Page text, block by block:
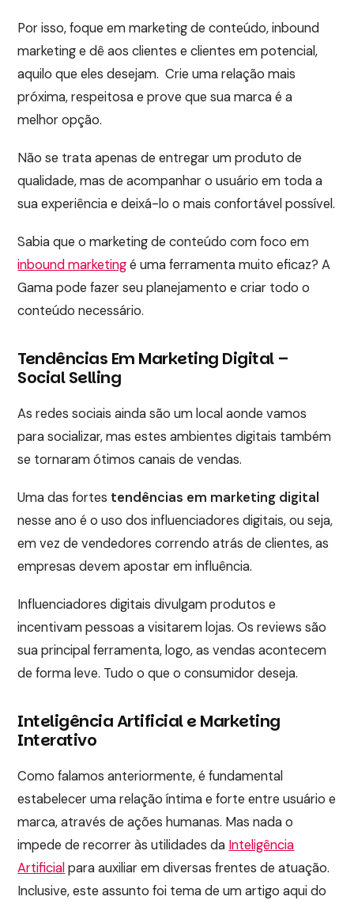
Por isso, foque em marketing de conteúdo, inbound
marketing e dê aos clientes e clientes em potencial,
aquilo que eles desejam. Crie uma relação mais
próxima, respeitosa e prove que sua marca é a
melhor opção.
Não se trata apenas de entregar um produto de
qualidade, mas de acompanhar o usuário em toda a
sua experiência e deixá-lo o mais confortável possível.
Sabia que o marketing de conteúdo com foco em
inbound marketingé uma ferramenta muito eficaz? A
Gama pode fazer seu planejamento e criar todo o
conteúdo necessário.
Tendências Em Marketing Digital –
Social Selling
As redes sociais ainda são um local aonde vamos
para socializar, mas estes ambientes digitais também
se tornaram ótimos canais de vendas.
Uma das fortes tendências em marketing digital
nesse ano é o uso dos influenciadores digitais, ou seja,
em vez de vendedores correndo atrás de clientes, as
empresas devem apostar em influência.
Influenciadores digitais divulgam produtos e
incentivam pessoas a visitarem lojas. Os reviews são
sua principal ferramenta, logo, as vendas acontecem
de forma leve. Tudo o que o consumidor deseja.
Inteligência Artificial e Marketing
Interativo
Como falamos anteriormente, é fundamental
estabelecer uma relação íntima e forte entre usuário e
marca, através de ações humanas. Mas nada o
impede de recorrer às utilidades da Inteligência
Artificialpara auxiliar em diversas frentes de atuação.
Inclusive, este assunto foi tema de um artigo aqui do